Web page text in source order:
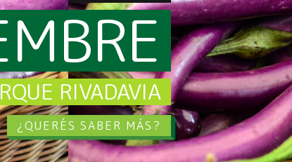
RIVADAVIA
¿QUERÉS SABER MÁS?